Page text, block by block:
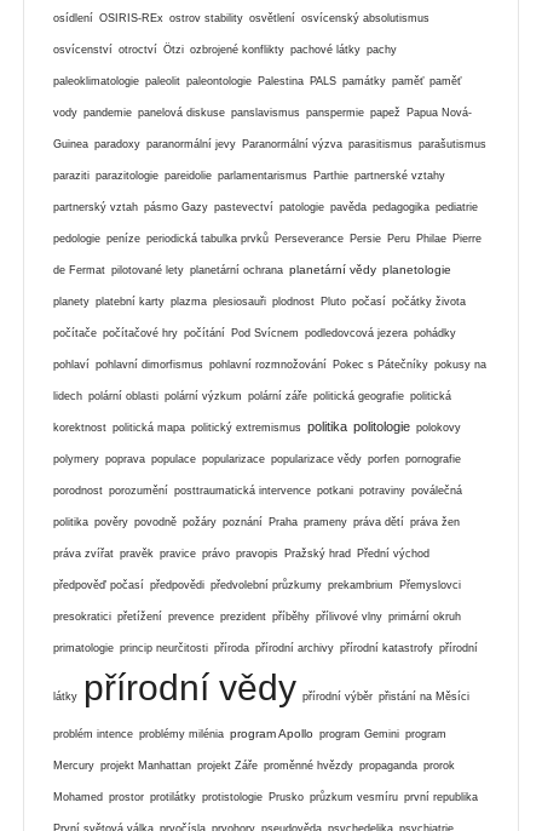
osídlení OSIRIS-REx ostrov stability osvětlení osvícenský absolutismus
osvícenství otroctví Ötzi ozbrojené konflikty pachové látky pachy
paleoklimatologie paleolit paleontologie Palestina PALS památky paměť paměť
vody pandemie panelová diskuse panslavismus panspermie papež Papua Nová-
Guinea paradoxy paranormální jevy Paranormální výzva parasitismus parašutismus
paraziti parazitologie pareidolie parlamentarismus Parthie partnerské vztahy
partnerský vztah pásmo Gazy pastevectví patologie pavěda pedagogika pediatrie
pedologie peníze periodická tabulka prvků Perseverance Persie Peru Philae Pierre
de Fermat pilotované lety planetární ochrana planetární vědy planetologie
planety platební karty plazma plesiosauři plodnost Pluto počasí počátky života
počítače počítačové hry počítání Pod Svícnem podledovcová jezera pohádky
pohlaví pohlavní dimorfismus pohlavní rozmnožování Pokec s Pátečníky pokusy na
lidech polární oblasti polární výzkum polární záře politická geografie politická
korektnost politická mapa politický extremismus politika politologie polokovy
polymery poprava populace popularizace popularizace vědy porfen pornografie
porodnost porozumění posttraumatická intervence potkani potraviny poválečná
politika pověry povodně požáry poznání Praha prameny práva dětí práva žen
práva zvířat pravěk pravice právo pravopis Pražský hrad Přední východ
předpověď počasí předpovědi předvolební průzkumy prekambrium Přemyslovci
presokratici přetížení prevence prezident příběhy přílivové vlny primární okruh
primatologie princip neurčitosti příroda přírodní archivy přírodní katastrofy přírodní
látky přírodní vědy přírodní výběr přistání na Měsíci
problém intence problémy milénia program Apollo program Gemini program
Mercury projekt Manhattan projekt Záře proměnné hvězdy propaganda prorok
Mohamed prostor protilátky protistologie Prusko průzkum vesmíru první republika
První světová válka prvočísla prvohory pseudověda psychedelika psychiatrie